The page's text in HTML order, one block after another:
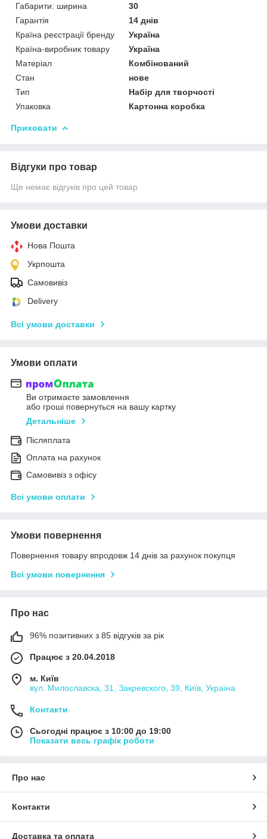
Габарити: ширина
30
Гарантія
14 днів
Країна реєстрації бренду
Україна
Країна-виробник товару
Україна
Матеріал
Комбінований
Стан
нове
Тип
Набір для творчості
Упаковка
Картонна коробка
Приховати
Відгуки про товар
Ще немає відгуків про цей товар
Умови доставки
Нова Пошта
Укрпошта
Самовивіз
Delivery
Всі умови доставки
Умови оплати
Ви отримаєте замовлення
або гроші повернуться на вашу картку
Детальніше
Післяплата
Оплата на рахунок
Самовивіз з офісу
Всі умови оплати
Умови повернення
Повернення товару впродовж 14 днів за рахунок покупця
Всі умови повернення
Про нас
96% позитивних з 85 відгуків за рік
Працює з 20.04.2018
м. Київ
вул. Милославска, 31, Закревского, 39, Київ, Україна
Контакти
Сьогодні працює з 10:00 до 19:00
Показати весь графік роботи
Про нас
Контакти
Доставка та оплата